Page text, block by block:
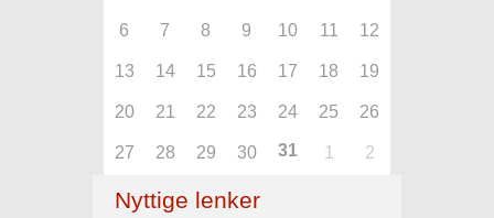
6 7 8 9 10 11 12
13 14 15 16 17 18 19
20 21 22 23 24 25 26
27 28 29 30 31 1 2
Nyttige lenker